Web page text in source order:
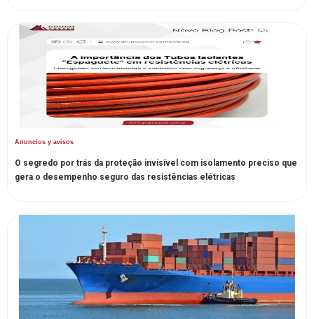
Anuncios y avisos
O segredo por trás da proteção invisível com isolamento preciso que
gera o desempenho seguro das resistências elétricas